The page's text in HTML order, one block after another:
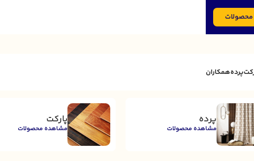
پردههمکاران
پرده
مشاهده محصولات
پارکت
مشاهده محصولات